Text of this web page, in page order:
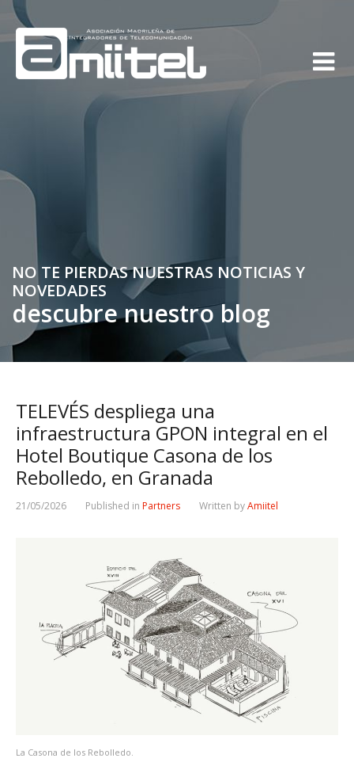
NO TE PIERDAS NUESTRAS NOTICIAS Y
NOVEDADES
descubre nuestro blog
TELEVÉS despliega una
infraestructura GPON integral en el
Hotel Boutique Casona de los
Rebolledo, en Granada
21/05/2026 Published in Partners Written byAmiitel
La Casona de los Rebolledo.